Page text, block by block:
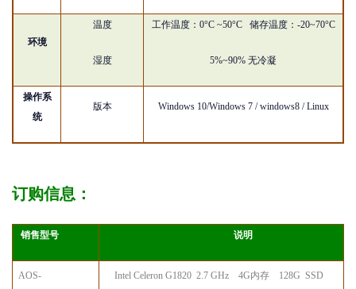
环境
温度
湿度
工作温度： 0°C ~50°C 储存温度：-20~70°C
5%~90% 无冷凝
操作系
统
版本 Windows 10/Windows 7 / windows8 / Linux
订购信息：
销售型号 说明
AOS-
Intel Celeron G1820 2.7 GHz
4G内存 128G SSD